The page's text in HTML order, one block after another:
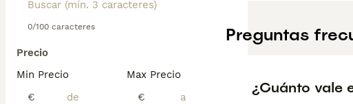
0/100 caracteres
Precio
Min Precio
€
Max Precio
€
Preguntas
¿Cuánto vale